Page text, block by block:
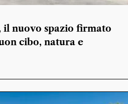
il nuovo spazio firmato
cibo, natura e